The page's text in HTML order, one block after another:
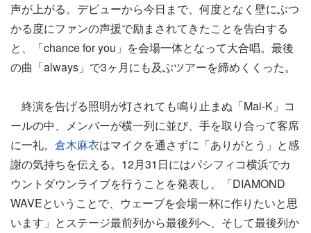
声が上がる。デビューから今日まで、何度となく壁にぶつ
かる度にファンの声援で励まされてきたことを告白する
と、「chance for you」を会場一体となって大合唱。最後
の曲「always」で3ヶ月にも及ぶツアーを締めくくった。
終演を告げる照明が灯されても鳴り止まぬ「Mai-K」コ
ールの中、メンバーが横一列に並び、手を取り合って客席
に一礼。 倉木麻衣はマイクを通さずに「ありがとう」と感
謝の気持ちを伝える。12月31日にはパシフィコ横浜でカ
ウントダウンライブを行うことを発表し、「DIAMOND
WAVEということで、ウェーブを会場一杯に作りたいと思
います」とステージ最前列から最後列へ、そして最後列か